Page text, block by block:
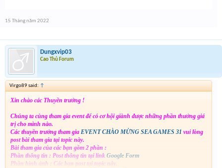
15 Tháng năm 2022
Dungxvip03
Cao Thủ Forum
Virgo89 said: ↑
Xin chào các Thuyền trưởng !
Chúng ta cùng tham gia event để có cơ hội giành được những phần thưởng giá
trị cho mình nào.
Các thuyền trưởng tham gia EVENT CHÀO MỪNG SEA GAMES 31 vui lòng
post bài tham gia tại topic này.
Bài tham gia của các bạn gồm 2 phần :
Phần thông tin : Post thông tin tại link Google Form
Phần hình ảnh : Các bạn post tại topic này.